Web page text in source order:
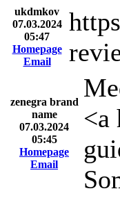
ukdmkov
07.03.2024
05:47
Homepage
Email
zenegra brand
name
07.03.2024
05:45
Homepage
Email
<a